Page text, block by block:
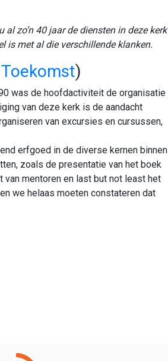
zo’n 40 jaar de diensten in deze kerk
is met al die verschillende klanken.
)
was de hoofdactiviteit de organisatie
van deze kerk is de aandacht
van excursies en cursussen,
erfgoed in de diverse kernen binnen
zoals de presentatie van het boek
van mentoren en last but not least het
we helaas moeten constateren dat